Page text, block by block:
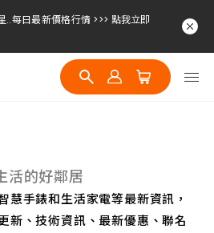
日最新價格行情 >>> 點我立即
每日最新價格行情 >>> 點我立即
每日最新價格行情 >>> 點我立即
的好鄰居
慧手錶和生活家電等最新資訊，
新、技術資訊、最新優惠、聯名